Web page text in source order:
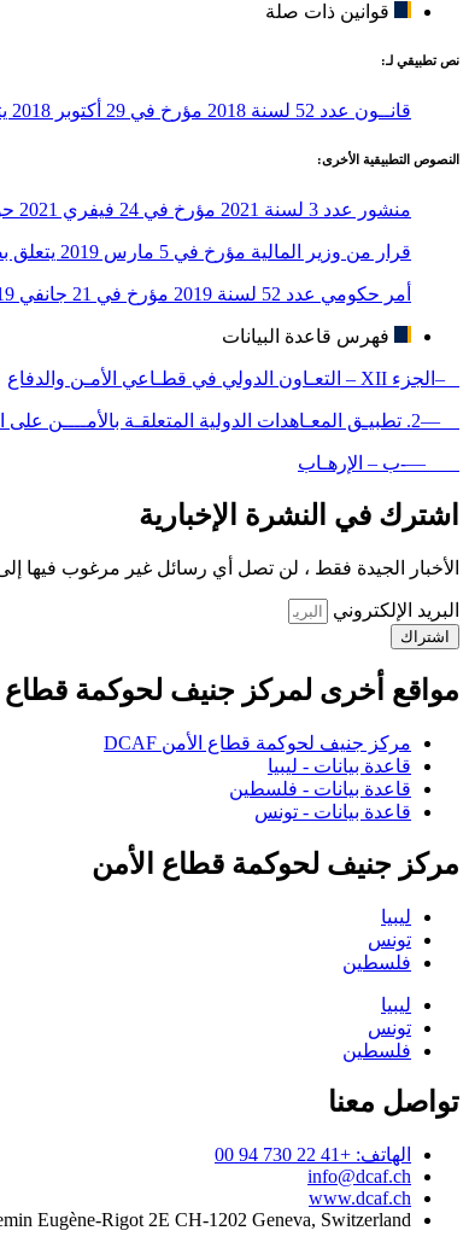
قوانين ذات صلة
نص تطبيقي لـ:
قانــون عدد 52 لسنة 2018 مؤرخ في 29 أكتوبر 2018 يتعلق بالسجل الوطني للمؤسسات
النصوص التطبيقية الأخرى:
منشور عدد 3 لسنة 2021 مؤرخ في 24 فيفري 2021 حول وجوب طلب مضمون من السجل الوطني للمؤسسات في كل المعاملات مع المتعاملين الاقتصاديين
قرار من وزير المالية مؤرخ في 5 مارس 2019 يتعلق بضبط المعلومات التي تقدمها مصالح الجباية للسجل الوطني للمؤسسات وطرق تقديمها
أمر حكومي عدد 52 لسنة 2019 مؤرخ في 21 جانفي 2019 يتعلق بضبط التنظيم الإداري والمالي للمركز الوطني لسجل المؤسسات
فهرس قاعدة البيانات
–الجزء XII – التعـاون الدولي في قطـاعي الأمـن والدفاع
—2. تطبيـق المعـاهدات الدولية المتعلقـة بالأمــــن على المستـــوى الوطني
—-ب – الإرهـاب
اشترك في النشرة الإخبارية
الأخبار الجيدة فقط ، لن تصل أي رسائل غير مرغوب فيها
البريد الإلكتروني
اشتراك
مواقع أخرى لمركز جنيف لحوكمة قطاع
مركز جنيف لحوكمة قطاع الأمن DCAF
قاعدة بيانات - ليبيا
قاعدة بيانات - فلسطين
قاعدة بيانات - تونس
مركز جنيف لحوكمة قطاع الأمن
ليبيا
تونس
فلسطين
ليبيا
تونس
فلسطين
تواصل معنا
الهاتف: +41 22 730 94 00
info@dcaf.ch
www.dcaf.ch
Eugène-Rigot 2E CH-1202 Geneva, Switzerland